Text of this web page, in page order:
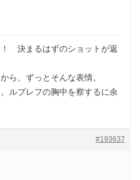
決まるはずのショットが返
ら、ずっとそんな表情。
ルブレフの胸中を察するに余
#193637